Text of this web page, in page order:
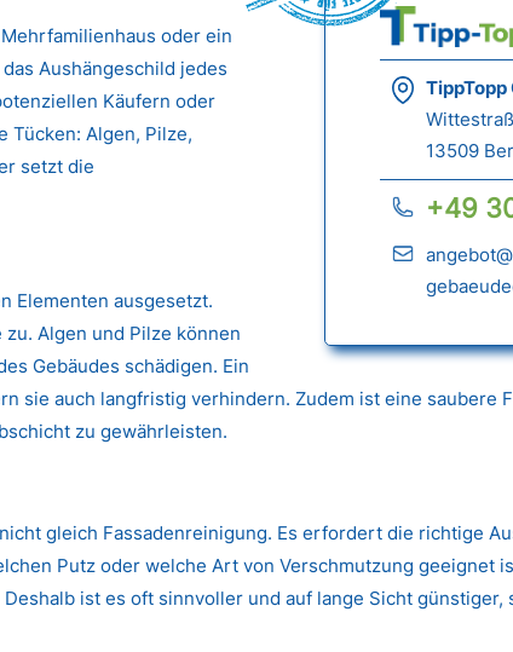
13509
+49
oder ein
Aushängeschild jedes
Käufern oder
Tücken: Algen, Pilze,
setzt die
Elementen ausgesetzt.
Algen und Pilze können
Gebäudes schädigen. Ein
sie auch langfristig verhindern. Zudem ist eine saubere
zu gewährleisten.
gleich Fassadenreinigung. Es erfordert die richtige
Putz oder welche Art von Verschmutzung geeignet
ist es oft sinnvoller und auf lange Sicht günstiger,